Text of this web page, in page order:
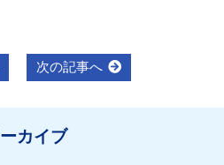
Previous次の記事へ
Next
post:
カイブ